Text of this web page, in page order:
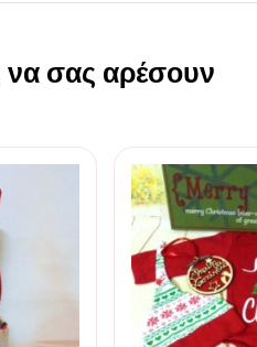
σας αρέσουν